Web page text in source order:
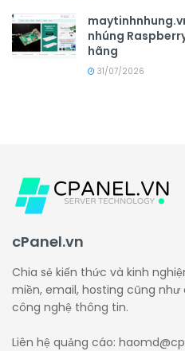
nhúng
hãng
31/07/2026
cPanel.vn
Chia sẻ kiến thức và kinh
miền, email, hosting cũng
công nghệ thông tin.
Liên hệ quảng cáo: